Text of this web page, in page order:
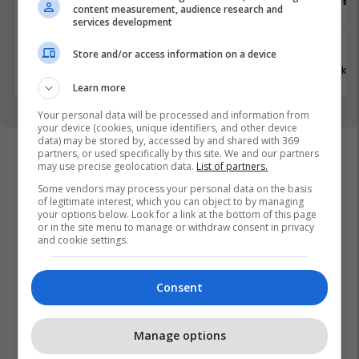
Media
Prishtinë
12 Korrik
content measurement, audience research and
services development
Store and/or access information on a device
Learn more
Your personal data will be processed and information from
your device (cookies, unique identifiers, and other device
data) may be stored by, accessed by and shared with 369
partners, or used specifically by this site. We and our partners
may use precise geolocation data. List of partners.
Some vendors may process your personal data on the basis
of legitimate interest, which you can object to by managing
your options below. Look for a link at the bottom of this page
or in the site menu to manage or withdraw consent in privacy
and cookie settings.
Consent
Manage options